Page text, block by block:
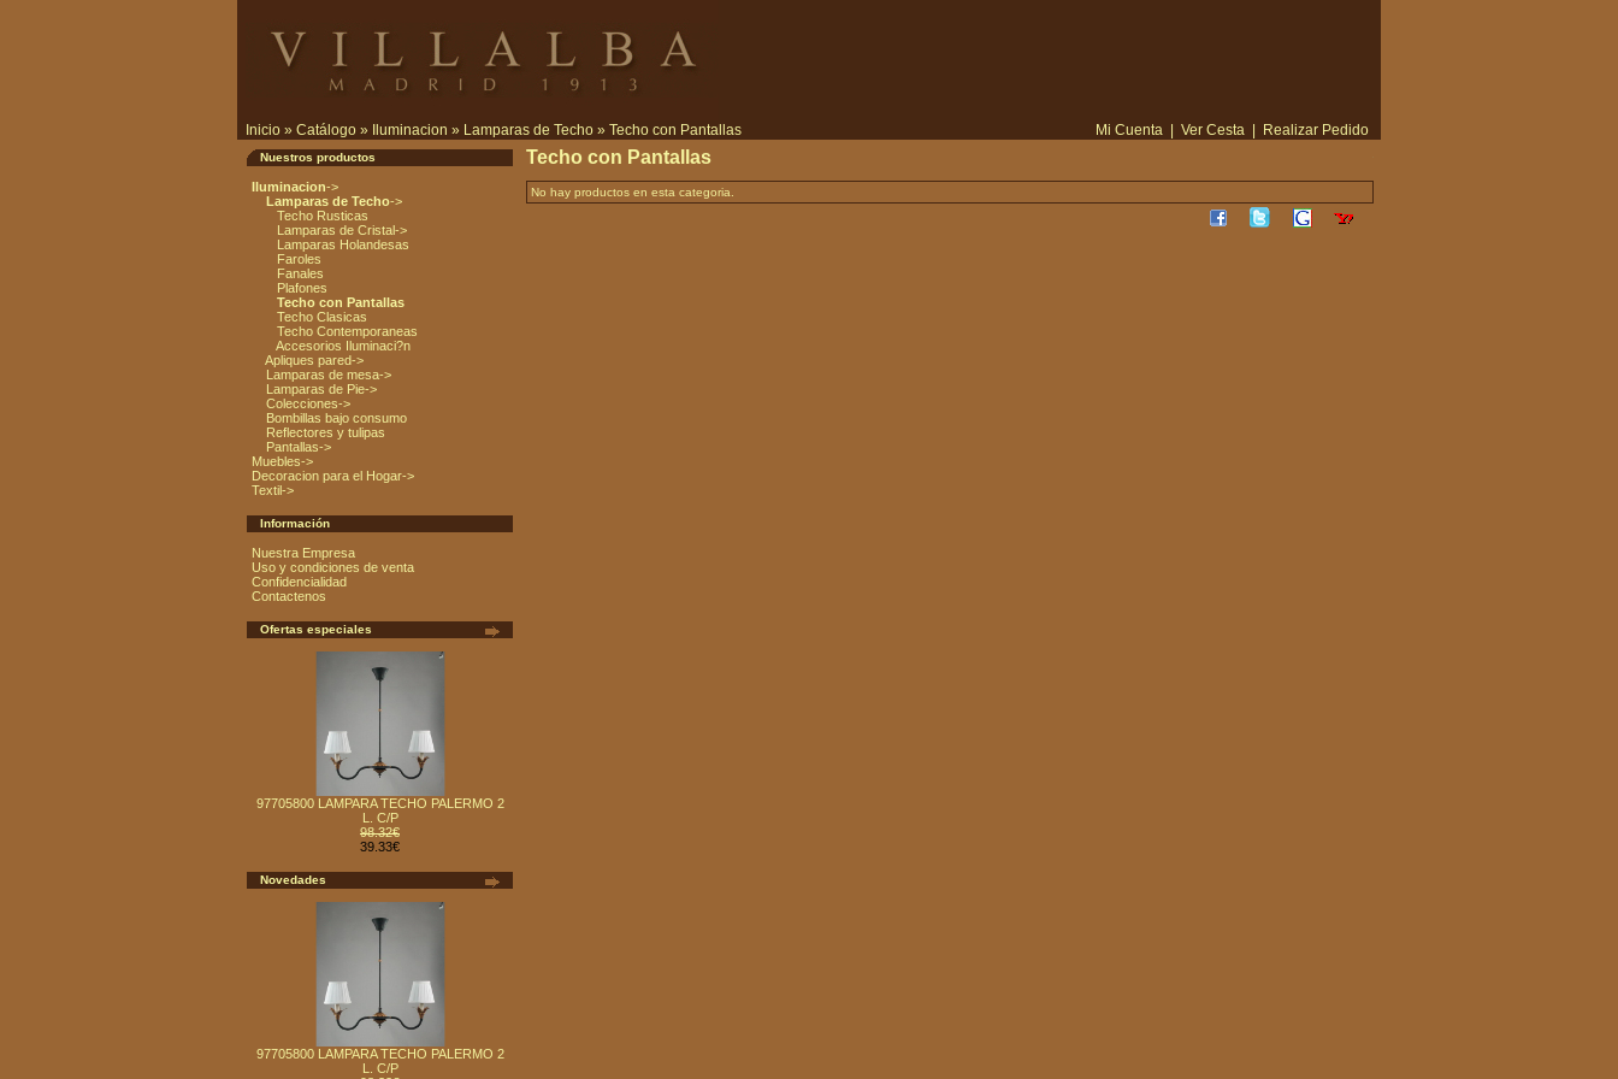
Inicio » Catálogo » Iluminacion » Lamparas de Techo » Techo con Pantallas Mi Cuenta Ver Cesta Realizar Pedido
Nuestros productos
Iluminacion->
Lamparas de Techo->
Techo Rusticas
Lamparas de Cristal->
Lamparas Holandesas
Faroles
Fanales
Plafones
Techo con Pantallas
Techo Clasicas
Techo Contemporaneas
Accesorios Iluminaci?n
Apliques pared->
Lamparas de mesa->
Lamparas de Pie->
Colecciones->
Bombillas bajo consumo
Reflectores y tulipas
Pantallas->
Muebles->
Decoracion para el Hogar->
Textil->
Información
Nuestra Empresa
Uso y condiciones de venta
Confidencialidad
Contactenos
Ofertas especiales
97705800 LAMPARA TECHO PALERMO 2
L. C/P
98.32€
39.33€
Novedades
97705800 LAMPARA TECHO PALERMO 2
L. C/P
Techo con Pantallas
No hay productos en esta categoria.